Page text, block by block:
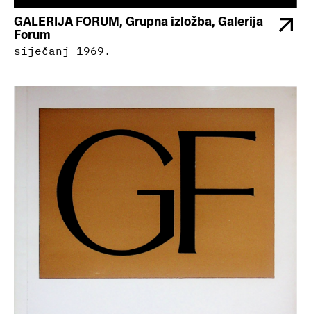
GALERIJA FORUM, Grupna izložba, Galerija
Forum
siječanj 1969.